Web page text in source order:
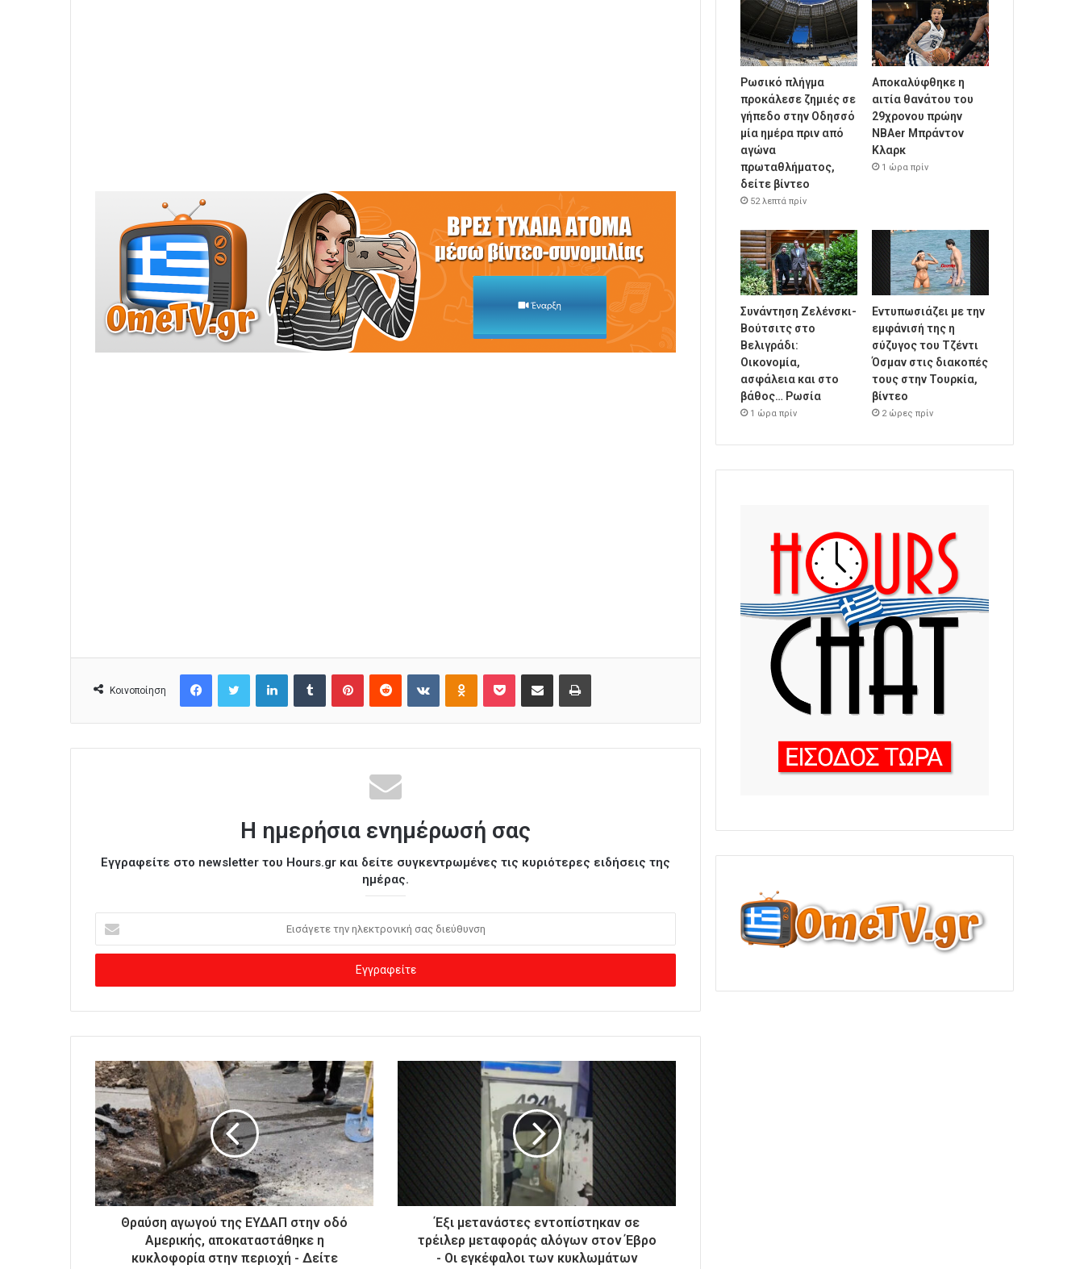
Κοινοποίηση
Η ημερήσια ενημέρωσή σας
Εγγραφείτε στο newsletter του Hours.gr και δείτε συγκεντρωμένες τις κυριότερες ειδήσεις της
ημέρας.
σ
γ
ε
η
ν
η
λ
ε
κ
τ
ρ
ο
Θραύση αγωγού της ΕΥΔΑΠ στην οδό
Αμερικής, αποκαταστάθηκε η
κυκλοφορία στην περιοχή - Δείτε
Έξι μετανάστες εντοπίστηκαν σε
τρέιλερ μεταφοράς αλόγων στον Έβρο
- Οι εγκέφαλοι των κυκλωμάτων
Ρωσικό πλήγμα
προκάλεσε ζημιές σε
γήπεδο στην Οδησσό
μία ημέρα πριν από
αγώνα
πρωταθλήματος,
δείτε βίντεο
52 λεπτά πρίν
Αποκαλύφθηκε η
αιτία θανάτου του
29χρονου πρώην
NBAer Μπράντον
Κλαρκ
1 ώρα πρίν
Συνάντηση Ζελένσκι-
Βούτσιτς στο
Βελιγράδι:
Οικονομία,
ασφάλεια και στο
βάθος… Ρωσία
1 ώρα πρίν
Εντυπωσιάζει με την
εμφάνισή της η
σύζυγος του Τζέντι
Όσμαν στις διακοπές
τους στην Τουρκία,
βίντεο
2 ώρες πρίν